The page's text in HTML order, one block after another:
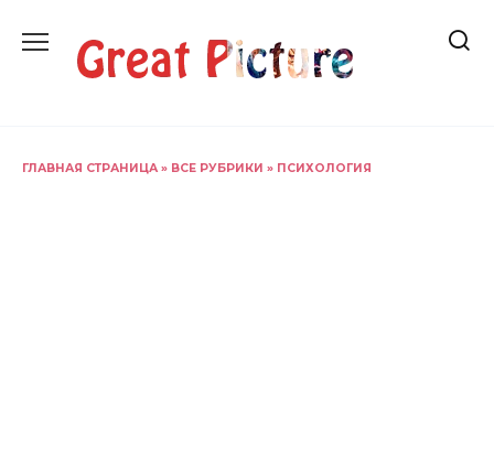
содержанию
ГЛАВНАЯ СТРАНИЦА » ВСЕ РУБРИКИ » ПСИХОЛОГИЯ